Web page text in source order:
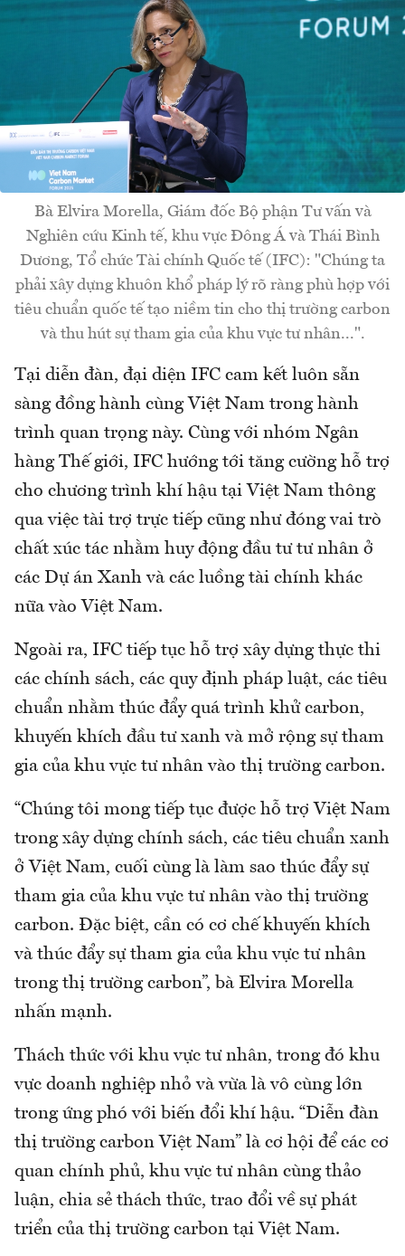
Bà Elvira Morella, Giám đốc Bộ phận Tư vấn và
Nghiên cứu Kinh tế, khu vực Đông Á và Thái Bình
Dương, Tổ chức Tài chính Quốc tế (IFC): "Chúng ta
phải xây dựng khuôn khổ pháp lý rõ ràng phù hợp với
tiêu chuẩn quốc tế tạo niềm tin cho thị trường carbon
và thu hút sự tham gia của khu vực tư nhân...".
Tại diễn đàn, đại diện IFC cam kết luôn sẵn
sàng đồng hành cùng Việt Nam trong hành
trình quan trọng này. Cùng với nhóm Ngân
hàng Thế giới, IFC hướng tới tăng cường hỗ trợ
cho chương trình khí hậu tại Việt Nam thông
qua việc tài trợ trực tiếp cũng như đóng vai trò
chất xúc tác nhằm huy động đầu tư tư nhân ở
các Dự án Xanh và các luồng tài chính khác
nữa vào Việt Nam.
Ngoài ra, IFC tiếp tục hỗ trợ xây dựng thực thi
các chính sách, các quy định pháp luật, các tiêu
chuẩn nhằm thúc đẩy quá trình khử carbon,
khuyến khích đầu tư xanh và mở rộng sự tham
gia của khu vực tư nhân vào thị trường carbon.
“Chúng tôi mong tiếp tục được hỗ trợ Việt Nam
trong xây dựng chính sách, các tiêu chuẩn xanh
ở Việt Nam, cuối cùng là làm sao thúc đẩy sự
tham gia của khu vực tư nhân vào thị trường
carbon. Đặc biệt, cần có cơ chế khuyến khích
và thúc đẩy sự tham gia của khu vực tư nhân
trong thị trường carbon”, bà Elvira Morella
nhấn mạnh.
Thách thức với khu vực tư nhân, trong đó khu
vực doanh nghiệp nhỏ và vừa là vô cùng lớn
trong ứng phó với biến đổi khí hậu. “Diễn đàn
thị trường carbon Việt Nam” là cơ hội để các cơ
quan chính phủ, khu vực tư nhân cùng thảo
luận, chia sẻ thách thức, trao đổi về sự phát
triển của thị trường carbon tại Việt Nam.